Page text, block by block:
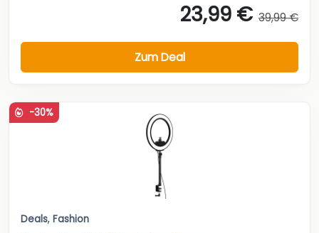
23,99 € 39,99 €
Zum Deal
-30%
Deals, Fashion